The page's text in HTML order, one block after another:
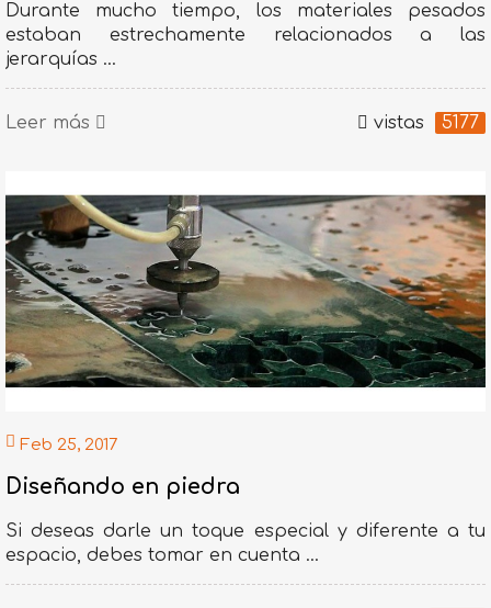
Durante mucho tiempo, los materiales pesados
estaban estrechamente relacionados a las
jerarquías ...
Leer más vistas 5177
Feb 25, 2017
Diseñando en piedra
Si deseas darle un toque especial y diferente a tu
espacio, debes tomar en cuenta ...